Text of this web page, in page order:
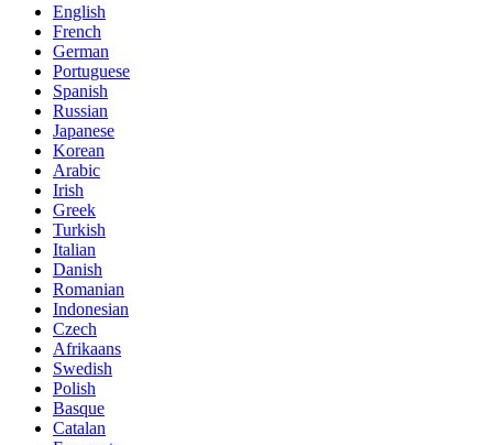
English
French
German
Portuguese
Spanish
Russian
Japanese
Korean
Arabic
Irish
Greek
Turkish
Italian
Danish
Romanian
Indonesian
Czech
Afrikaans
Swedish
Polish
Basque
Catalan